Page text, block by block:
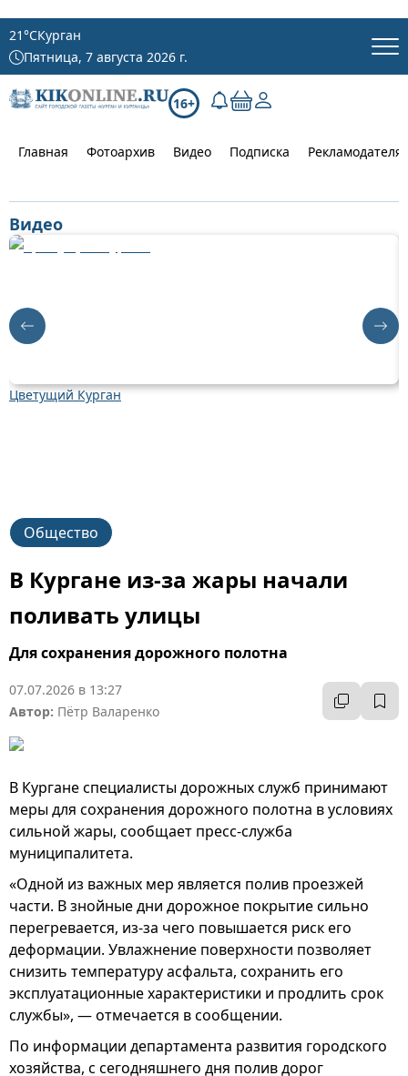
21°CКурган
Пятница, 7 августа 2026 г.
16+
Главная Фотоархив Видео Подписка
Видео
Цветущий Курган
Общество
В Кургане из-за жары начали
поливать улицы
Для сохранения дорожного полотна
07.07.2026 в 13:27
Автор: Пётр Валаренко
В Кургане специалисты дорожных служб принимают
меры для сохранения дорожного полотна в условиях
сильной жары, сообщает пресс-служба
муниципалитета.
«Одной из важных мер является полив проезжей
части. В знойные дни дорожное покрытие сильно
перегревается, из-за чего повышается риск его
деформации. Увлажнение поверхности позволяет
снизить температуру асфальта, сохранить его
эксплуатационные характеристики и продлить срок
службы», — отмечается в сообщении.
По информации департамента развития городского
хозяйства, с сегодняшнего дня полив дорог